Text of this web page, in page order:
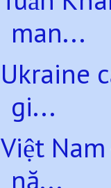
man...
Ukraine
gi...
Việt
nă...